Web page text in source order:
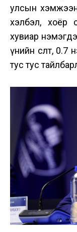
улсын
хэлбэл, хоёр
хувиар
үнийн өсөлт, 0.7
тус тус